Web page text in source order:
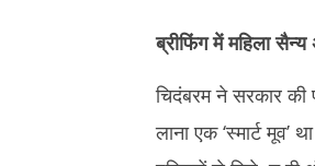
ब्रीफिंग में महिला सैन्य
चिदंबरम ने सरकार की
लाना एक ‘स्मार्ट